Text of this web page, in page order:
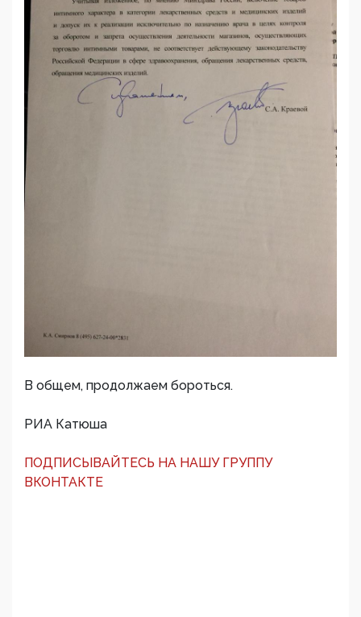
В общем, продолжаем бороться.
РИА Катюша
ПОДПИСЫВАЙТЕСЬ НА НАШУ ГРУППУ
ВКОНТАКТЕ